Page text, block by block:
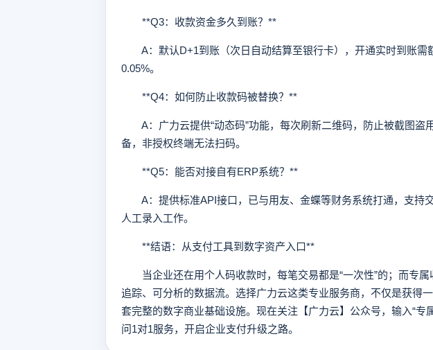
**Q3：收款资金多久到账？**
A：默认D+1到账（次日自动结算至银行卡），开通实时到账需
0.05%。
**Q4：如何防止收款码被替换？**
A：广力云提供“动态码”功能，每次刷新二维码，防止被截图盗
备，非授权终端无法扫码。
**Q5：能否对接自有ERP系统？**
A：提供标准API接口，已与用友、金蝶等财务系统打通，支持
人工录入工作。
**结语：从支付工具到数字资产入口**
当企业还在用个人码收款时，每笔交易都是“一次性”的；而专属
追踪、可分析的数据流。选择广力云这类专业服务商，不仅是获得
套完整的数字商业基础设施。现在关注【广力云】公众号，输入“专
问1对1服务，开启企业支付升级之路。